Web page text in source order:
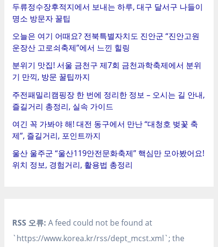
두류정수장후적지에서 보내는 하루, 대구 달서구 나들이
명소 방문자 꿀팁
오늘은 여기 어때요? 전북특별자치도 진안군 “진안고원
운장산 고로쇠축제”에서 느낀 힐링
분위기 맛집! 서울 금천구 제7회 금천과학축제에서 분위
기 만끽, 방문 꿀팁까지
주전패밀리캠핑장 한 번에 정리한 정보 – 오시는 길 안내,
즐길거리 총정리, 실속 가이드
여긴 꼭 가봐야 해! 대전 동구에서 만난 “대청호 벚꽃 축
제”, 즐길거리, 포인트까지
울산 울주군 “울산119안전문화축제” 핵심만 모아봤어요!
위치 정보, 경험거리, 활용법 총정리
RSS 오류: A feed could not be found at
`https://www.korea.kr/rss/dept_mcst.xml`; the